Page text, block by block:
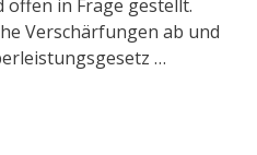
offen in Frage gestellt.
Verschärfungen ab und
…